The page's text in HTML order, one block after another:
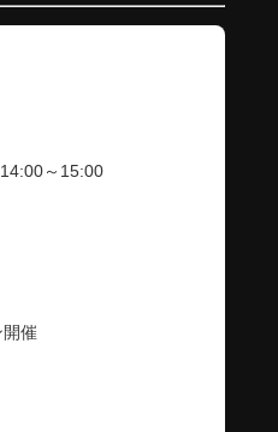
～15:00
開催